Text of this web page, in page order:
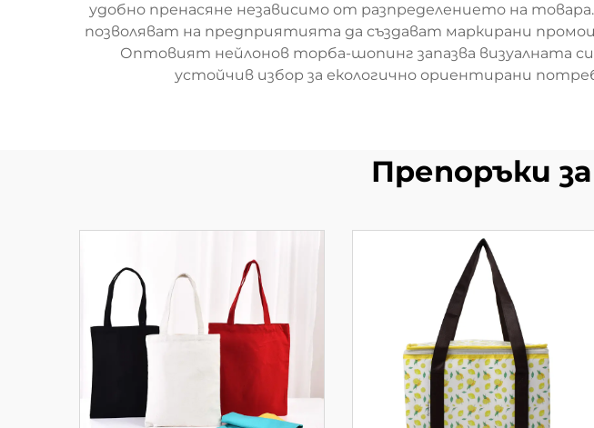
удобно пренасяне независимо от разпределението на
позволяват на предприятията да създават маркирани
Оптовият нейлонов торба-шопинг запазва визуалната
устойчив избор за екологично ориентирани
Препоръки